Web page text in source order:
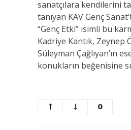
sanatçılara kendilerini
tanıyan KAV Genç
“Genç Etki” isimli bu
Kadriye Kantık, Zeynep
Süleyman Çağlıyan’ın
konukların beğenisine
0